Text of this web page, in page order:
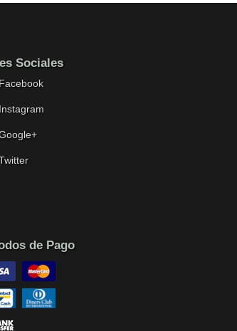
Sociales
Facebook
Instagram
de Pago